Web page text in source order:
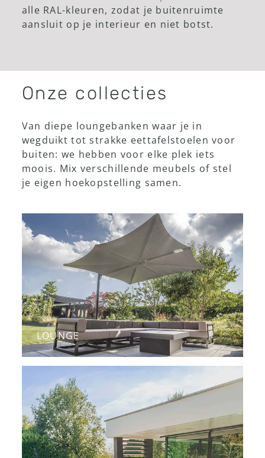
alle RAL-kleuren, zodat je buitenruimte
aansluit op je interieur en niet botst.
Onze collecties
Van diepe loungebanken waar je in
wegduikt tot strakke eettafelstoelen voor
buiten: we hebben voor elke plek iets
moois. Mix verschillende meubels of stel
je eigen hoekopstelling samen.
LOUNGE